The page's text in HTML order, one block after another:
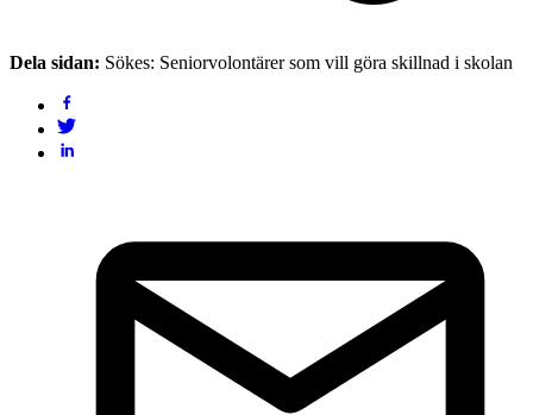
Dela sidan: Sökes: Seniorvolontärer som vill göra skillnad i skolan